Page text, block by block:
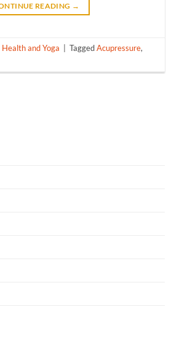
READING →
Health and Yoga TaggedAcupressure,